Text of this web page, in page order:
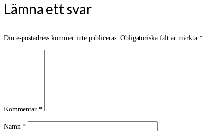
Lämna ett svar
Din e-postadress kommer inte publiceras. Obligatoriska fält är märkta *
Kommentar *
Namn *